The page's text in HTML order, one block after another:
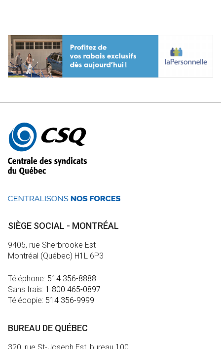
Autres
informations
SIÈGE SOCIAL - MONTRÉAL
9405, rue Sherbrooke Est
Montréal (Québec) H1L 6P3
Téléphone: 514 356-8888
Sans frais: 1 800 465-0897
Télécopie: 514 356-9999
BUREAU DE QUÉBEC